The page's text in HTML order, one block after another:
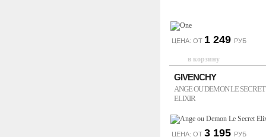
ЦЕНА: ОТ 1 249 РУБ
GIVENCHY
ANGE OU DEMON LE SECRET
ELIXIR
ЦЕНА: ОТ 3 195 РУБ